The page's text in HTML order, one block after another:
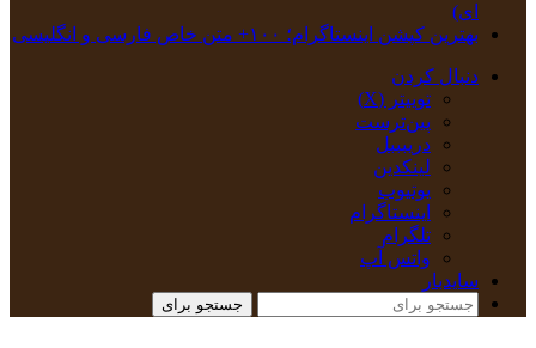
ای)
بهترین کپشن‌ اینستاگرام؛ ۱۰۰+ متن خاص فارسی و انگلیسی
دنبال کردن
توییتر (X)
‫پین‌ترست
دریبببل
لینکدین
یوتیوب
اینستاگرام
تلگرام
واتس آپ
سایدبار
جستجو برای